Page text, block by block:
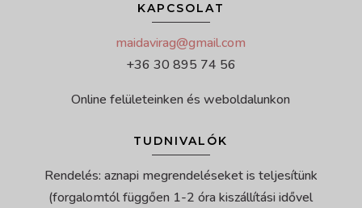
KAPCSOLAT
maidavirag@gmail.com
+36 30 895 74 56
Online felületeinken és weboldalunkon
TUDNIVALÓK
Rendelés: aznapi megrendeléseket is teljesítünk
(forgalomtól függően 1-2 óra kiszállítási idővel